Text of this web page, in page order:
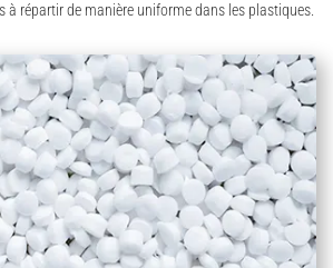
à répartir de manière uniforme dans les plastiques.